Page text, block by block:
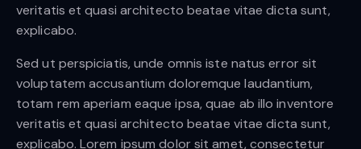
veritatis et quasi architecto beatae vitae dicta sunt,
explicabo.
Sed ut perspiciatis, unde omnis iste natus error sit
voluptatem accusantium doloremque laudantium,
totam rem aperiam eaque ipsa, quae ab illo inventore
veritatis et quasi architecto beatae vitae dicta sunt,
explicabo. Lorem ipsum dolor sit amet, consectetur